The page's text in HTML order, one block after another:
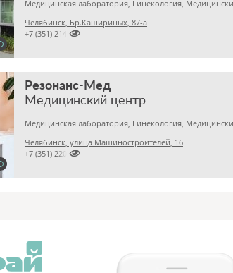
Челябинск, Бр.Кашириных, 87-а

+7 (351) 2140314
Резонанс-Мед
Медицинский центр
Челябинск, улица Машиностроителей, 16

+7 (351) 2201031